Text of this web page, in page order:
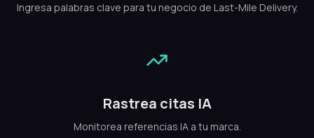
Ingresa palabras clave para tu negocio de Last-Mile Delivery.
Rastrea citas IA
Monitorea referencias IA a tu marca.